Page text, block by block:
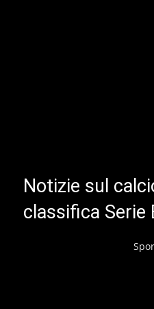
Notizie sul
classifica Serie